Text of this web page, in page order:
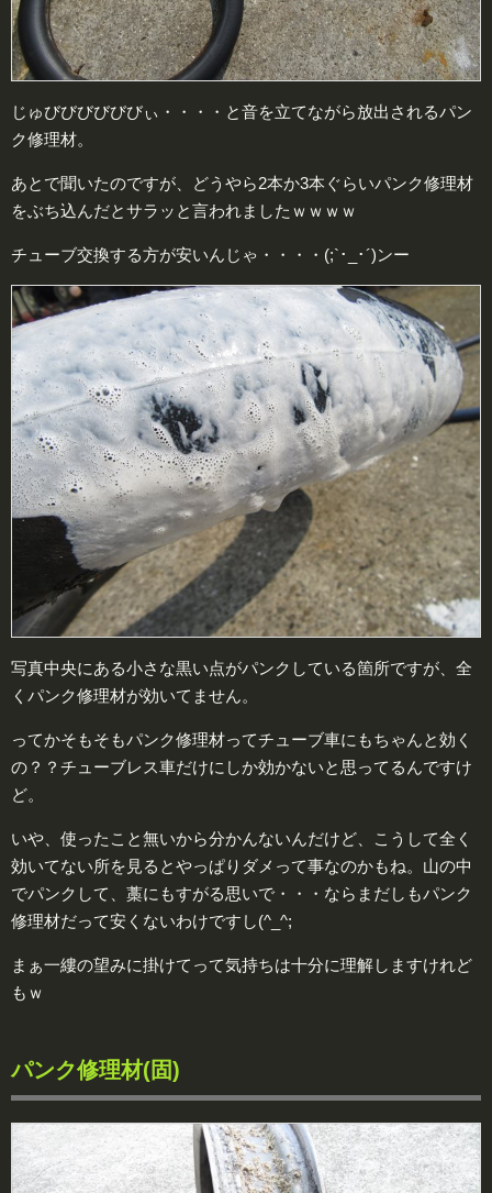
じゅびびびびびびぃ・・・・と音を立てながら放出されるパン
ク修理材。
あとで聞いたのですが、どうやら2本か3本ぐらいパンク修理材
をぶち込んだとサラッと言われましたｗｗｗｗ
チューブ交換する方が安いんじゃ・・・・(;`･_･´)ンー
写真中央にある小さな黒い点がパンクしている箇所ですが、全
くパンク修理材が効いてません。
ってかそもそもパンク修理材ってチューブ車にもちゃんと効く
の？？チューブレス車だけにしか効かないと思ってるんですけ
ど。
いや、使ったこと無いから分かんないんだけど、こうして全く
効いてない所を見るとやっぱりダメって事なのかもね。山の中
でパンクして、藁にもすがる思いで・・・ならまだしもパンク
修理材だって安くないわけですし(^_^;
まぁ一縷の望みに掛けてって気持ちは十分に理解しますけれど
もｗ
パンク修理材(固)